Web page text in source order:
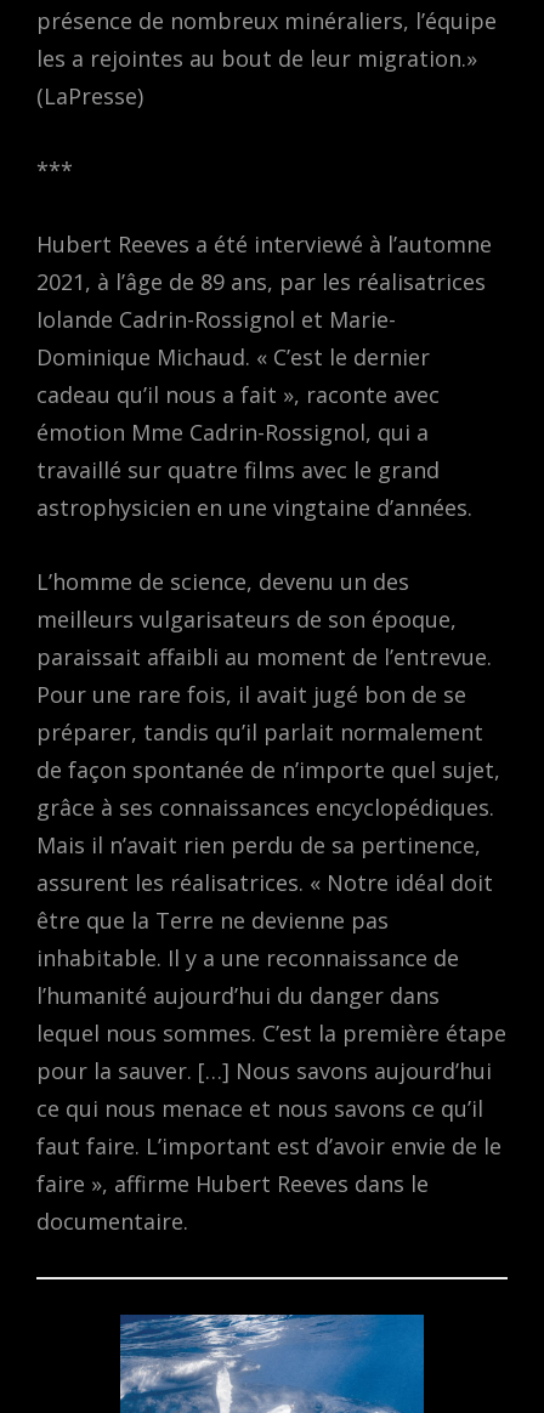
présence de nombreux minéraliers, l’équipe
les a rejointes au bout de leur migration.»
(LaPresse)
***
Hubert Reeves a été interviewé à l’automne
2021, à l’âge de 89 ans, par les réalisatrices
Iolande Cadrin-Rossignol et Marie-
Dominique Michaud. « C’est le dernier
cadeau qu’il nous a fait », raconte avec
émotion Mme Cadrin-Rossignol, qui a
travaillé sur quatre films avec le grand
astrophysicien en une vingtaine d’années.
L’homme de science, devenu un des
meilleurs vulgarisateurs de son époque,
paraissait affaibli au moment de l’entrevue.
Pour une rare fois, il avait jugé bon de se
préparer, tandis qu’il parlait normalement
de façon spontanée de n’importe quel sujet,
grâce à ses connaissances encyclopédiques.
Mais il n’avait rien perdu de sa pertinence,
assurent les réalisatrices. « Notre idéal doit
être que la Terre ne devienne pas
inhabitable. Il y a une reconnaissance de
l’humanité aujourd’hui du danger dans
lequel nous sommes. C’est la première étape
pour la sauver. […] Nous savons aujourd’hui
ce qui nous menace et nous savons ce qu’il
faut faire. L’important est d’avoir envie de le
faire », affirme Hubert Reeves dans le
documentaire.